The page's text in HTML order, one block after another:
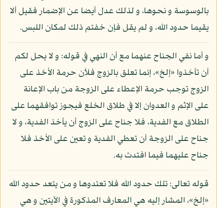
بالوسوسة و نحوها، و لذلك عدل أيضا عن الإضمار فقيل ألا
يقيما حدود الله، و لم يقل فإن خفتم ذلك لمكان اللبس.
و أما نفي الجناح عنهما مع أن النهي في قوله: و لا يحل لكم
أن تأخذوا «إلخ»، إنما تعلق بالزوج فلأن حرمة الأخذ على
الزوج توجب حرمة الإعطاء على الزوجة من باب الإعانة
على الإثم و العدوان إلا في طلاق الخلع فيجوز توافقهما على
الطلاق مع الفدية، فلا جناح على الزوج أن يأخذ الفدية، و لا
جناح على الزوجة أن تعطي الفدية و تعين على الأخذ فلا
جناح عليهما فيما افتدت به.
قوله تعالى: تلك حدود الله فلا تعتدوها و من يتعد حدود الله
«إلخ»، المشار إليه هي المعارف المذكورة في الآيتين و هي